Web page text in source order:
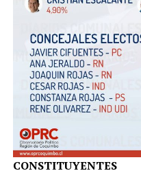
CONSTITUYENTES